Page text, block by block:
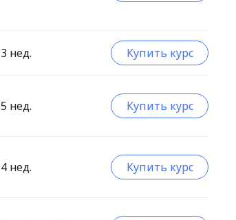
3 нед. Купить курс
5 нед. Купить курс
4 нед. Купить курс